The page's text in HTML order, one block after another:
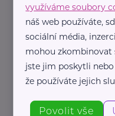
Pepa Nemrava
Kuře na zelí
využíváme soubory
náš web používáte,
sociální média,
mohou
jste jim poskytli
že používáte jejich
Povolit vše